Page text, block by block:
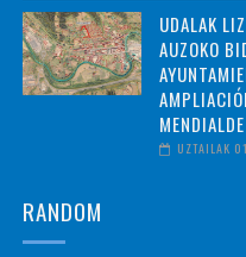
UDALAK
AUZOKO
MENDIALDE
UZTAILAK
RANDOM